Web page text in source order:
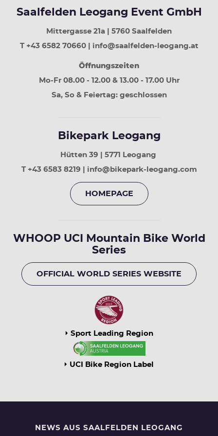
TageSaalfelden Leogang Event GmbH
Mittergasse 21a | 5760 Saalfelden
T +43 6582 70660 | info@saalfelden-leogang.at
Öffnungszeiten
Mo-Fr 08.00 - 12.00 & 13.00 - 17.00 Uhr
Sa, So & Feiertag: geschlossen
Bikepark Leogang
Hütten 39 | 5771 Leogang
T +43 6583 8219 | info@bikepark-leogang.com
HOMEPAGE
WHOOP UCI Mountain Bike World
Series
OFFICIAL WORLD SERIES WEBSITE
Sport Leading Region
UCI Bike Region Label
NEWS AUS SAALFELDEN LEOGANG